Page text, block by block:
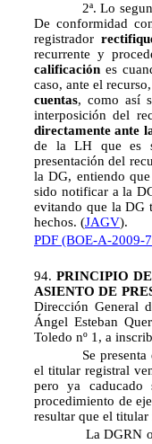
2ª. Lo segundo
De conformidad
registrador
recurrente y
calificación es
caso, ante el
cuentas, como así
interposición del
directamente ante
de la LH que es
presentación del
la DG, entiendo que
sido notificar a la
evitando que la DG
hechos. (JAGV).
PDF (BOE-A-2009-
94. PRINCIPIO
ASIENTO DE
Dirección General
Ángel Esteban
Toledo nº 1, a
Se presenta en
el titular registral
pero ya caducado
procedimiento de
resultar que el
La DGRN